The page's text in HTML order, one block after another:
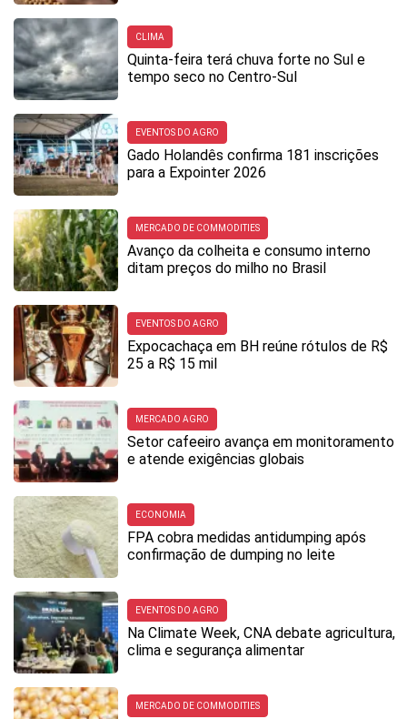
CLIMA
Quinta-feira terá chuva forte no Sul e
tempo seco no Centro-Sul
EVENTOS DO AGRO
Gado Holandês confirma 181 inscrições
para a Expointer 2026
MERCADO DE COMMODITIES
Avanço da colheita e consumo interno
ditam preços do milho no Brasil
EVENTOS DO AGRO
Expocachaça em BH reúne rótulos de R$
25 a R$ 15 mil
MERCADO AGRO
Setor cafeeiro avança em monitoramento
e atende exigências globais
ECONOMIA
FPA cobra medidas antidumping após
confirmação de dumping no leite
EVENTOS DO AGRO
Na Climate Week, CNA debate agricultura,
clima e segurança alimentar
MERCADO DE COMMODITIES